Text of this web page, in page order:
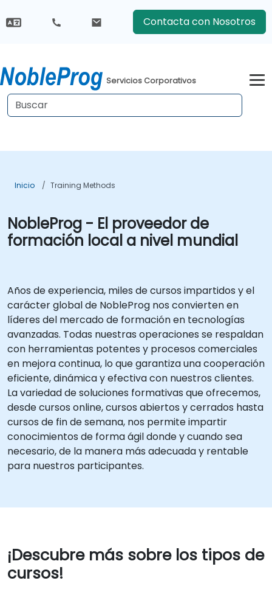
Contacta con Nosotros
Servicios Corporativos
Inicio Training Methods
NobleProg - El proveedor de
formación local a nivel mundial
Años de experiencia, miles de cursos impartidos y el
carácter global de NobleProg nos convierten en
líderes del mercado de formación en tecnologías
avanzadas. Todas nuestras operaciones se respaldan
con herramientas potentes y procesos comerciales
en mejora continua, lo que garantiza una cooperación
eficiente, dinámica y efectiva con nuestros clientes.
La variedad de soluciones formativas que ofrecemos,
desde cursos online, cursos abiertos y cerrados hasta
cursos de fin de semana, nos permite impartir
conocimientos de forma ágil donde y cuando sea
necesario, de la manera más adecuada y rentable
para nuestros participantes.
¡Descubre más sobre los tipos de
cursos!